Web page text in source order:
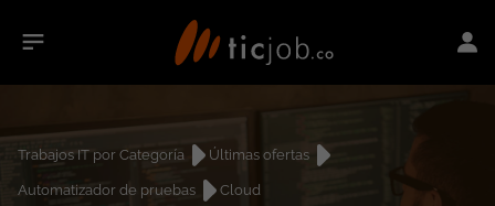
Trabajos IT por Categoría
Últimas ofertas
Automatizador de pruebas
Cloud